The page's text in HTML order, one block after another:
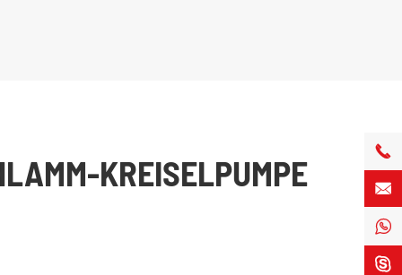
KREISELPUMPE



